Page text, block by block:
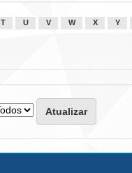
T U V W X Y